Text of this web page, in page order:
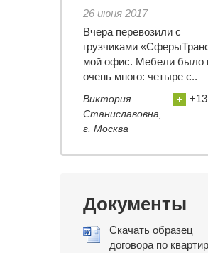
26 июня 2017
Вчера перевозили с
грузчиками
мой офис. Мебели было
очень много: четыре с..
Виктория
Станиславовна,
г. Москва
+13
Документы
Скачать образец
договора по